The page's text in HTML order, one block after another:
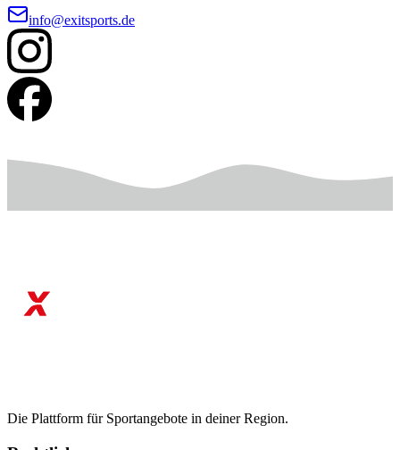
info@exitsports.de
Die Plattform für Sportangebote in deiner Region.